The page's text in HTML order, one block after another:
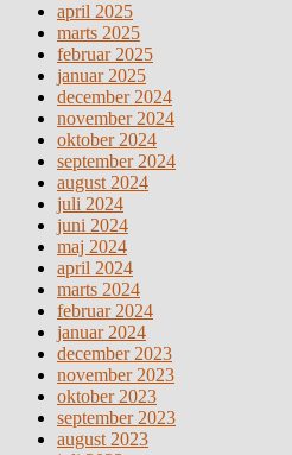
april 2025
marts 2025
februar 2025
januar 2025
december 2024
november 2024
oktober 2024
september 2024
august 2024
juli 2024
juni 2024
maj 2024
april 2024
marts 2024
februar 2024
januar 2024
december 2023
november 2023
oktober 2023
september 2023
august 2023